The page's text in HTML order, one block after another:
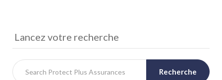
Lancez votre recherche
Recherche